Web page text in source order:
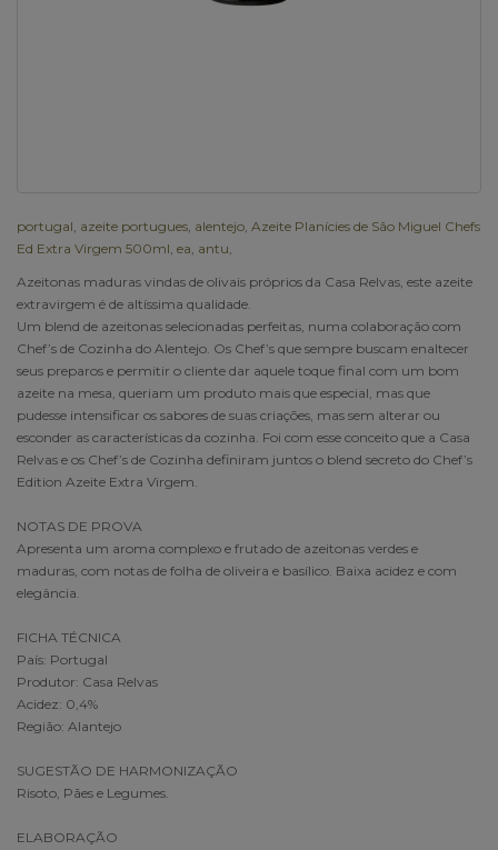
portugal azeite portugues alentejo Azeite Planícies de São Miguel Chefs
Ed Extra Virgem 500ml ea antu
Azeitonas maduras vindas de olivais próprios da Casa Relvas, este azeite
extravirgem é de altíssima qualidade.
Um blend de azeitonas selecionadas perfeitas, numa colaboração com
Chef’s de Cozinha do Alentejo. Os Chef’s que sempre buscam enaltecer
seus preparos e permitir o cliente dar aquele toque final com um bom
azeite na mesa, queriam um produto mais que especial, mas que
pudesse intensificar os sabores de suas criações, mas sem alterar ou
esconder as características da cozinha. Foi com esse conceito que a Casa
Relvas e os Chef’s de Cozinha definiram juntos o blend secreto do Chef’s
Edition Azeite Extra Virgem.
NOTAS DE PROVA
Apresenta um aroma complexo e frutado de azeitonas verdes e
maduras, com notas de folha de oliveira e basílico. Baixa acidez e com
elegância.
FICHA TÉCNICA
País: Portugal
Produtor: Casa Relvas
Acidez: 0,4%
Região: Alantejo
SUGESTÃO DE HARMONIZAÇÃO
Risoto, Pães e Legumes.
ELABORAÇÃO